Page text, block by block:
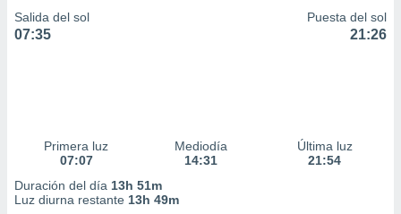
Salida del sol
07:35
Puesta del sol
21:26
Primera luz
07:07
Mediodía
14:31
Última luz
21:54
Duración del día 13h 51m
Luz diurna restante 13h 49m